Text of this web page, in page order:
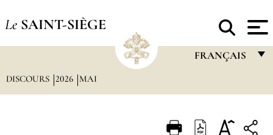
Le SAINT-SIÈGE
FRANÇAIS
ITALIANO
DISCOURS 2026 MAI